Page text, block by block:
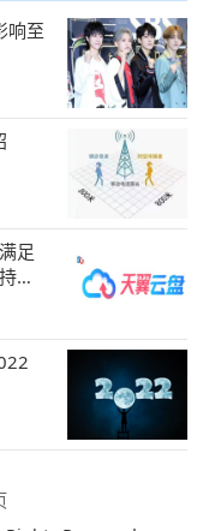
响至
足
，